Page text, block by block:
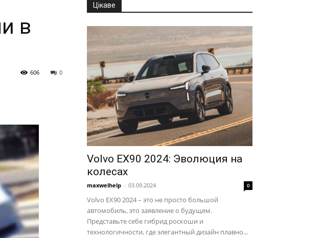
в
0
606
Цікаве
Volvo EX90 2024: Эволюция на
колесах
maxwelhelp - 03.09.2024 0
Volvo EX90 2024 – это не просто большой
автомобиль, это заявление о будущем.
Представьте себе гибрид роскоши и
технологичности, где элегантный дизайн плавно...